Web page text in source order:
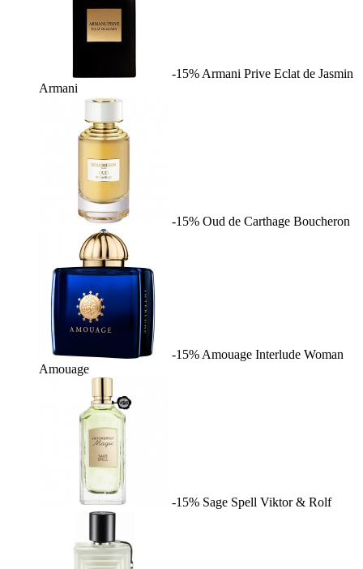
-15% Armani Prive Eclat de Jasmin
Armani
-15% Oud de Carthage Boucheron
-15% Amouage Interlude Woman
Amouage
-15% Sage Spell Viktor & Rolf